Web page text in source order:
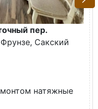
пер.
Сакский
натяжные